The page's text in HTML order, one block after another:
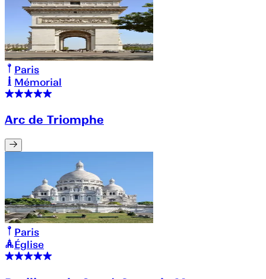
Paris
Mémorial
Arc de Triomphe
Paris
Église